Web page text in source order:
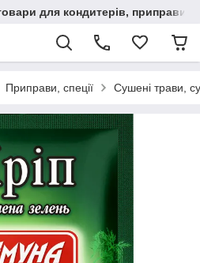
для кондитерів, приправи,
Приправи, спеції Сушені трави,